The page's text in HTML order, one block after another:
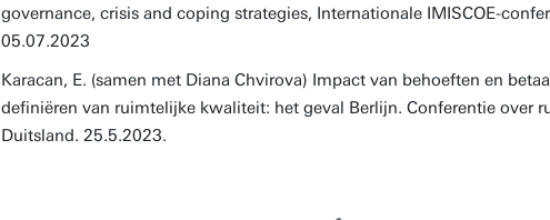
governance, crisis and coping strategies, Internationale IMISCOE-
05.07.2023
Karacan, E. (samen met Diana Chvirova) Impact van behoeften en
definiëren van ruimtelijke kwaliteit: het geval Berlijn. Conferentie over
Duitsland. 25.5.2023.